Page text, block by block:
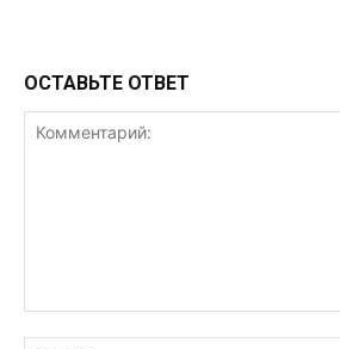
ОСТАВЬТЕ ОТВЕТ